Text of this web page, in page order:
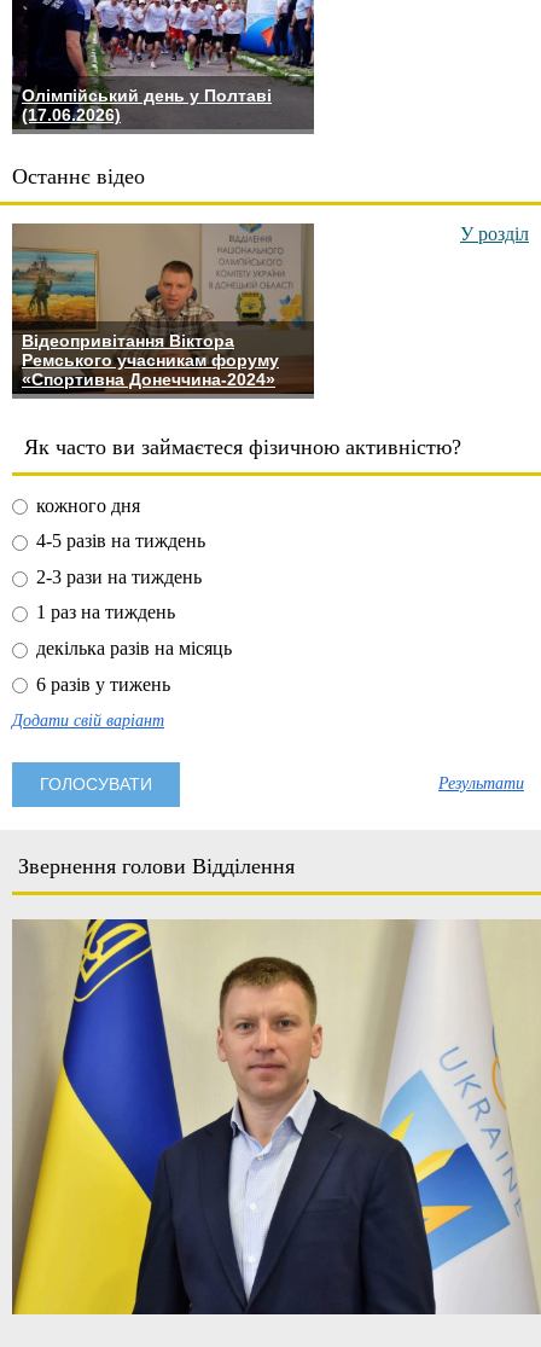
Олімпійський день у Полтаві
(17.06.2026)
Останнє відео
Відеопривітання Віктора
Ремського учасникам форуму
«Спортивна Донеччина-2024»
У розділ
Як часто ви займаєтеся фізичною активністю?
кожного дня
4-5 разів на тиждень
2-3 рази на тиждень
1 раз на тиждень
декілька разів на місяць
6 разів у тижень
Додати свій варіант
Результати
Звернення голови Відділення